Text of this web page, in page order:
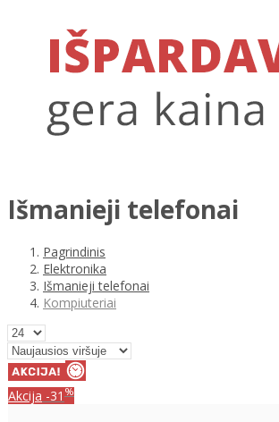
Išmanieji telefonai
Pagrindinis
Elektronika
Išmanieji telefonai
Kompiuteriai
Akcija -31 %